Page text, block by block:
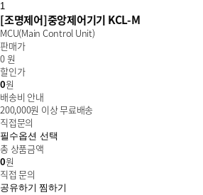
1
[조명제어]중앙제어기기 KCL-M
MCU(Main Control Unit)
판매가
0 원
할인가
0원
배송비 안내
200,000원 이상 무료배송
직접문의
총 상품금액
0원
직접 문의
공유하기 찜하기